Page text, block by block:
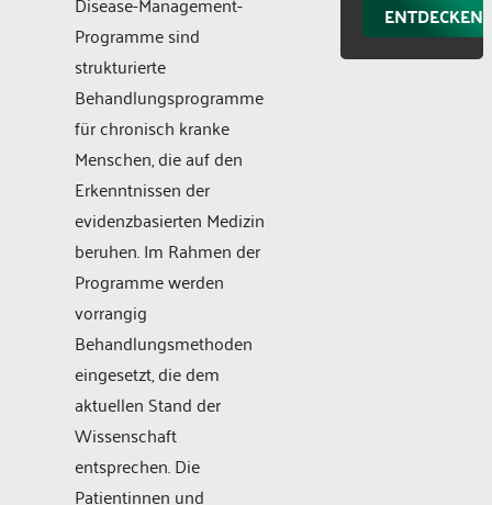
Programme sind
strukturierte
Behandlungsprogramme
für chronisch kranke
Menschen, die auf den
Erkenntnissen der
evidenzbasierten Medizin
beruhen. Im Rahmen der
Programme werden
vorrangig
Behandlungsmethoden
eingesetzt, die dem
aktuellen Stand der
Wissenschaft
entsprechen. Die
Patientinnen und
ENTDECKEN